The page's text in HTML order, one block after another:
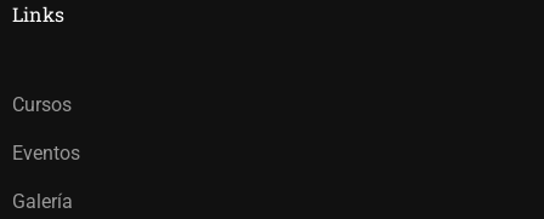
Links
Cursos
Eventos
Galería